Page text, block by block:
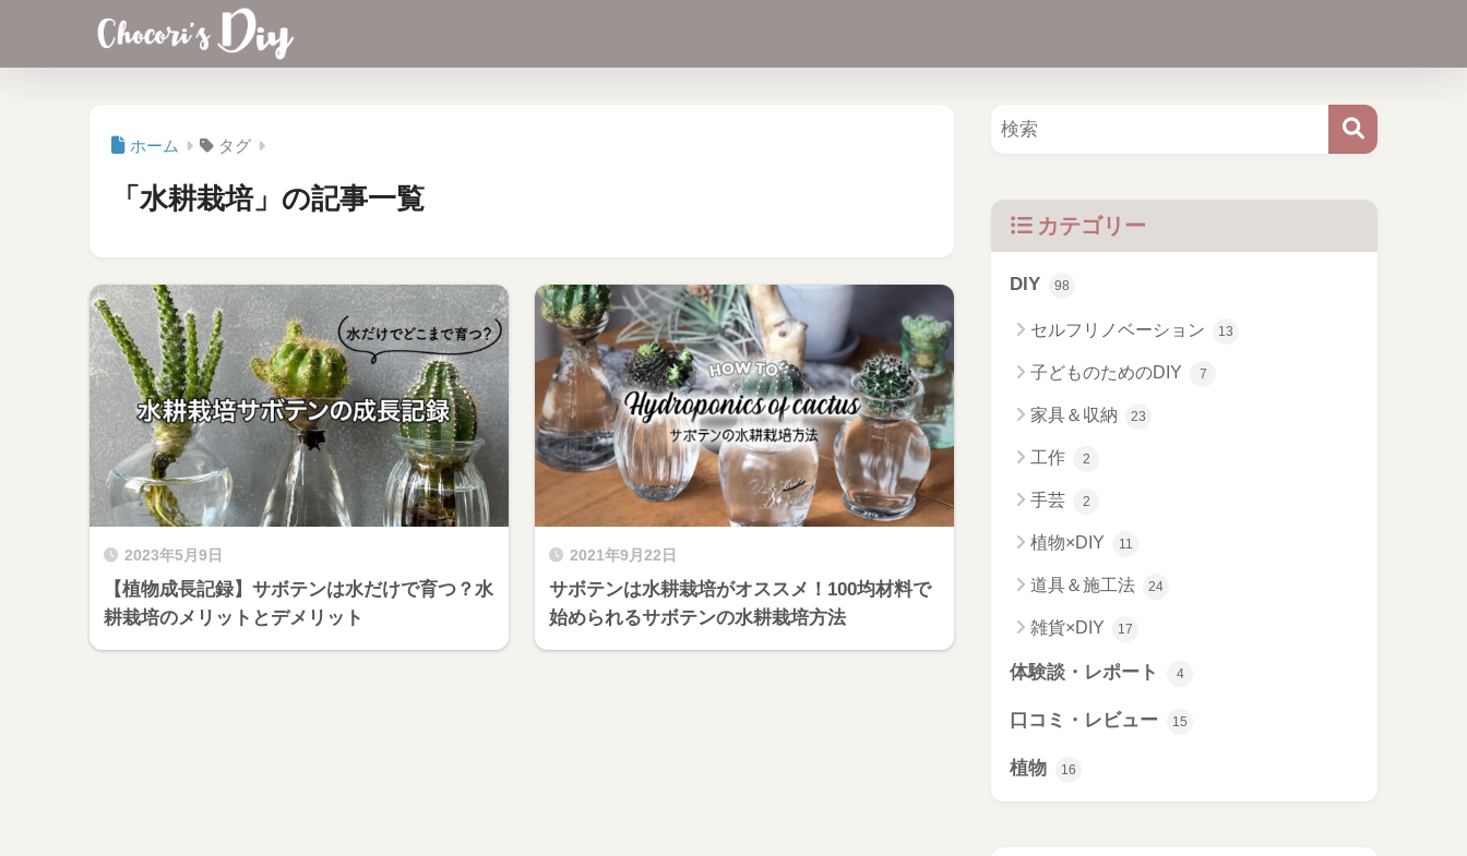
ホーム タグ
「水耕栽培」の記事一覧
2023年5月9日
【植物成長記録】サボテンは水だけで育つ？水
耕栽培のメリットとデメリット
2021年9月22日
サボテンは水耕栽培がオススメ！100均材料で
始められるサボテンの水耕栽培方法
カテゴリー
DIY 98
セルフリノベーション 13
子どものためのDIY 7
家具＆収納 23
工作 2
手芸 2
植物×DIY 11
道具＆施工法 24
雑貨×DIY 17
体験談・レポート 4
口コミ・レビュー 15
植物 16